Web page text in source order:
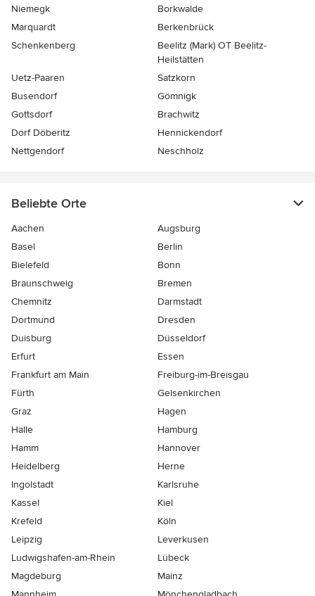
Niemegk
Borkwalde
Marquardt
Berkenbrück
Schenkenberg
Beelitz (Mark) OT Beelitz-
Heilstätten
Uetz-Paaren
Satzkorn
Busendorf
Gömnigk
Gottsdorf
Brachwitz
Dorf Döberitz
Hennickendorf
Nettgendorf
Neschholz
Beliebte Orte
Aachen
Augsburg
Basel
Berlin
Bielefeld
Bonn
Braunschweig
Bremen
Chemnitz
Darmstadt
Dortmund
Dresden
Duisburg
Düsseldorf
Erfurt
Essen
Frankfurt am Main
Freiburg-im-Breisgau
Fürth
Gelsenkirchen
Graz
Hagen
Halle
Hamburg
Hamm
Hannover
Heidelberg
Herne
Ingolstadt
Karlsruhe
Kassel
Kiel
Krefeld
Köln
Leipzig
Leverkusen
Ludwigshafen-am-Rhein
Lübeck
Magdeburg
Mainz